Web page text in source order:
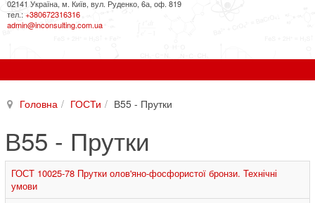
02141 Україна, м. Київ, вул. Руденко, 6а, оф. 819
тел.: +380672316316
admin@inconsulting.com.ua
Головна ГОСТи В55 - Прутки
В55 - Прутки
ГОСТ 10025-78 Прутки олов'яно-фосфористої бронзи. Технічні
умови